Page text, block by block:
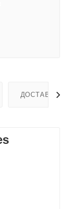
ДОСТАВКА